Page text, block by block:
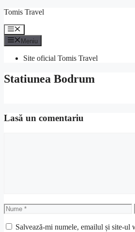
Sari
conținut
Tomis Travel
Meniu
Meniu
Site oficial Tomis Travel
Statiunea Bodrum
Lasă un comentariu
Nume
Salvează-mi numele, emailul și site-ul